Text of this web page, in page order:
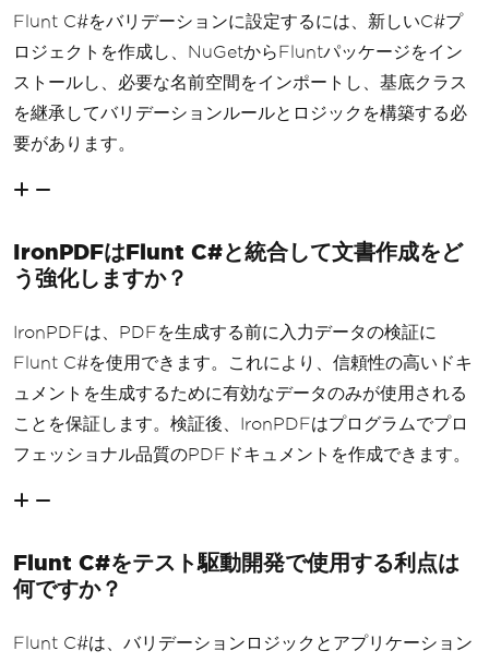
Flunt C#をバリデーションに設定するには、新しいC#プ
ロジェクトを作成し、NuGetからFluntパッケージをイン
ストールし、必要な名前空間をインポートし、基底クラス
を継承してバリデーションルールとロジックを構築する必
要があります。
IronPDFはFlunt C#と統合して文書作成をど
う強化しますか？
IronPDFは、PDFを生成する前に入力データの検証に
Flunt C#を使用できます。これにより、信頼性の高いドキ
ュメントを生成するために有効なデータのみが使用される
ことを保証します。検証後、IronPDFはプログラムでプロ
フェッショナル品質のPDFドキュメントを作成できます。
Flunt C#をテスト駆動開発で使用する利点は
何ですか？
Flunt C#は、バリデーションロジックとアプリケーション